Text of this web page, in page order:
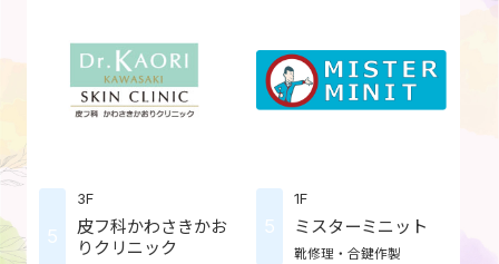
5
3F
皮フ科かわさきかお
りクリニック
5
1F
ミスターミニット
靴修理・合鍵作製